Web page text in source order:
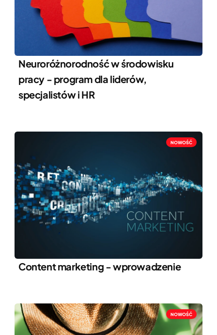
Neuroróżnorodność w środowisku
pracy - program dla liderów,
specjalistów i HR
NOWOŚĆ
Content marketing - wprowadzenie
NOWOŚĆ